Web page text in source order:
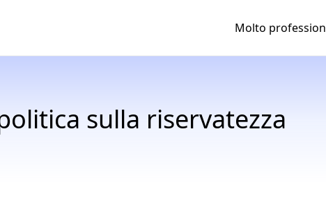
Molto
sulla riservatezza